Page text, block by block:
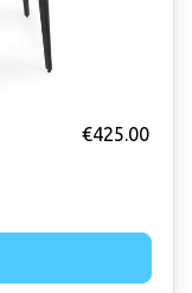
€425.00